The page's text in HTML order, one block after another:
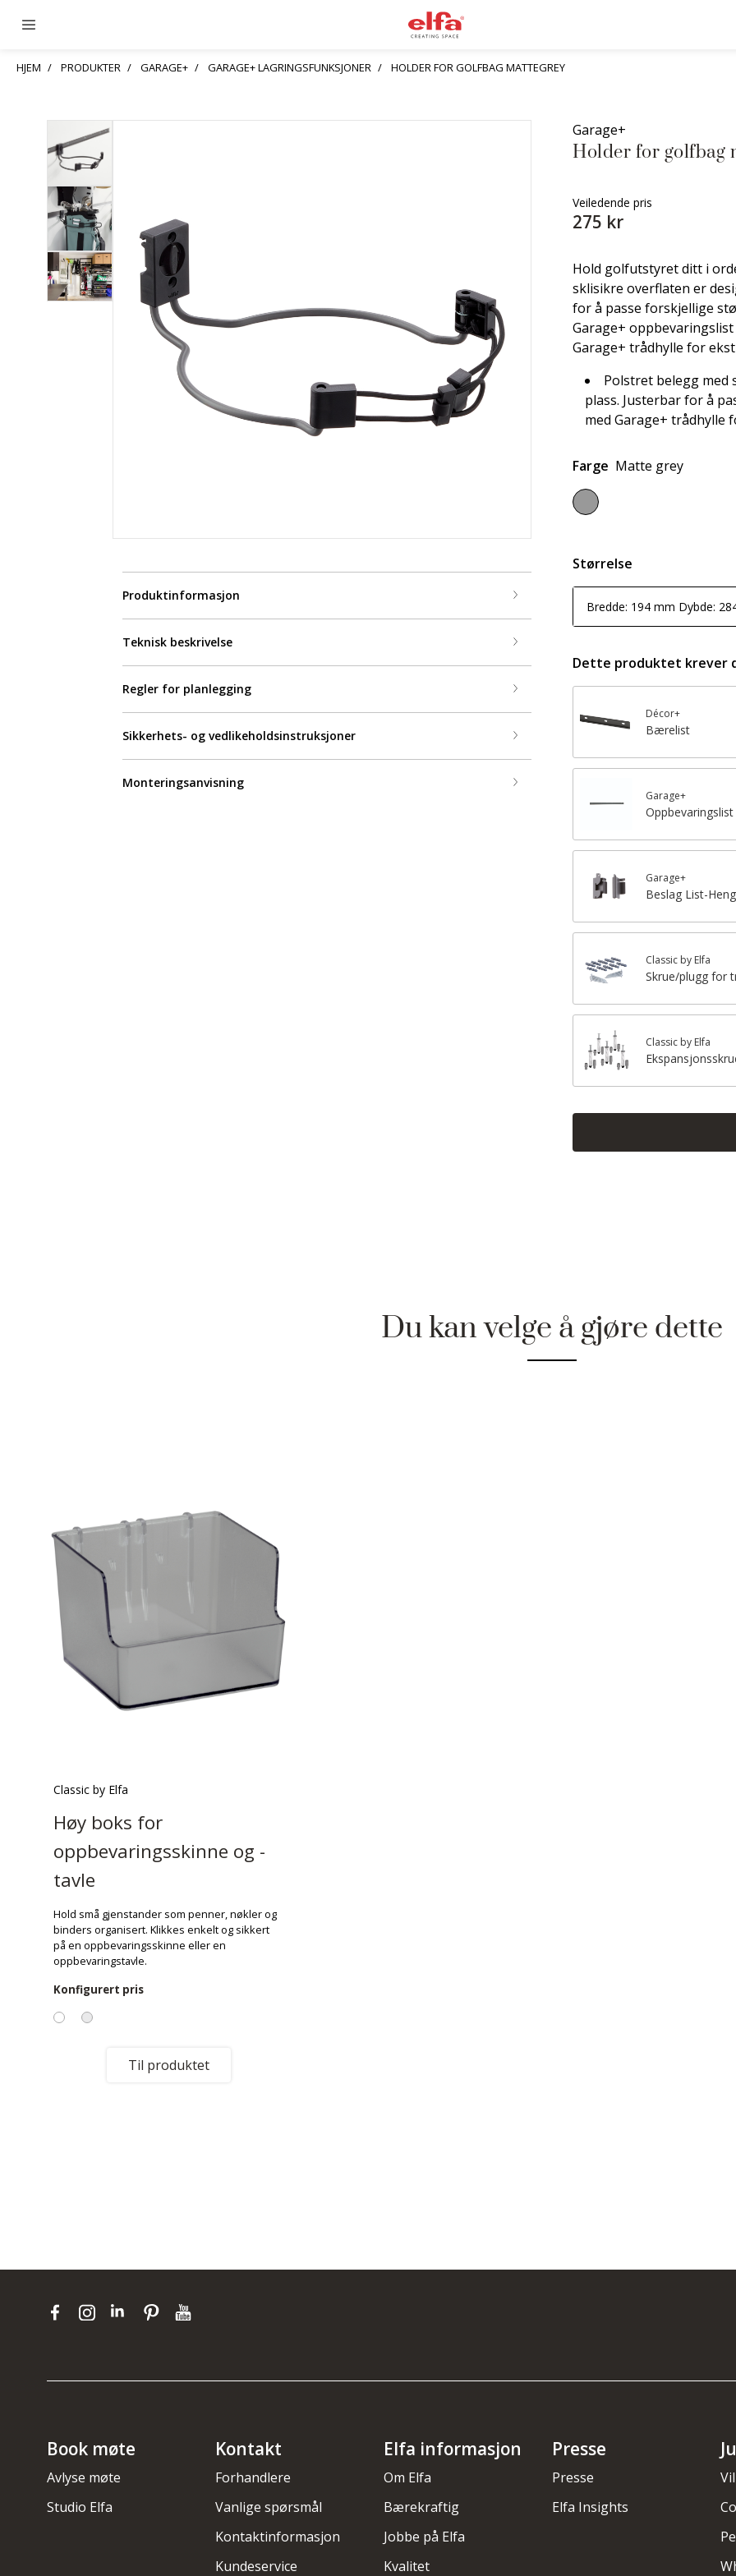
HJEM PRODUKTER GARAGE+ GARAGE+ LAGRINGSFUNKSJONER HOLDER FOR GOLFBAG MATTEGREY
Produktinformasjon
Teknisk beskrivelse
Regler for planlegging
Sikkerhets- og vedlikeholdsinstruksjoner
Monteringsanvisning
Garage+
Holder for golfbag
Veiledende pris
275 kr
Hold golfutstyret ditt i
sklisikre overflaten er
for å passe forskjellige
Garage+
Garage+ trådhylle for
Polstret belegg
plass. Justerbar for å
med Garage+ trådhylle
Farge Matte grey
Størrelse
Bredde: 194 mm Dybde:
Dette produktet krever
Décor+
Bærelist
Garage+
Garage+
Beslag List-
Classic by Elfa
Skrue/plugg for
Classic by Elfa
Du kan velge å gjøre dette
Classic by Elfa
Høy boks for
oppbevaringsskinne og -
tavle
Hold små gjenstander som penner, nøkler og
binders organisert. Klikkes enkelt og sikkert
på en oppbevaringsskinne eller en
oppbevaringstavle.
Konfigurert pris
Til produktet
Book møte
Avlyse møte
Studio Elfa
Kontakt
Forhandlere
Vanlige spørsmål
Kontaktinformasjon
Kundeservice
Elfa informasjon
Om Elfa
Bærekraftig
Jobbe på Elfa
Kvalitet
Presse
Presse
Elfa Insights